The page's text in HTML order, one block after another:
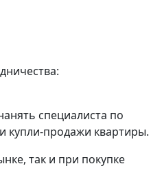
специалиста по
купли-продажи квартиры.
так и при покупке